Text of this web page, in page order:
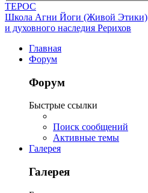
ТЕРОС
Школа Агни Йоги (Живой Этики)
и духовного наследия Рерихов
Главная
Форум
Форум
Быстрые ссылки
Поиск сообщений
Активные темы
Галерея
Галерея